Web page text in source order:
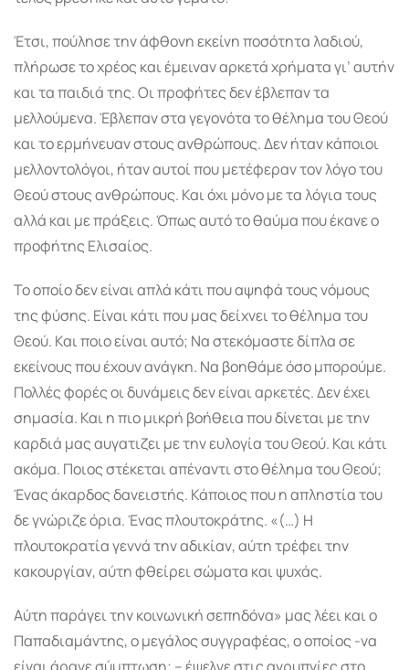
Έτσι, πούλησε την άφθονη εκείνη ποσότητα λαδιού,
πλήρωσε το χρέος και έμειναν αρκετά χρήματα γι’ αυτήν
και τα παιδιά της. Οι προφήτες δεν έβλεπαν τα
μελλούμενα. Έβλεπαν στα γεγονότα το θέλημα του Θεού
και το ερμήνευαν στους ανθρώπους. Δεν ήταν κάποιοι
μελλοντολόγοι, ήταν αυτοί που μετέφεραν τον λόγο του
Θεού στους ανθρώπους. Και όχι μόνο με τα λόγια τους
αλλά και με πράξεις. Όπως αυτό το θαύμα που έκανε ο
προφήτης Ελισαίος.
Το οποίο δεν είναι απλά κάτι που αψηφά τους νόμους
της φύσης. Είναι κάτι που μας δείχνει το θέλημα του
Θεού. Και ποιο είναι αυτό; Να στεκόμαστε δίπλα σε
εκείνους που έχουν ανάγκη. Να βοηθάμε όσο μπορούμε.
Πολλές φορές οι δυνάμεις δεν είναι αρκετές. Δεν έχει
σημασία. Και η πιο μικρή βοήθεια που δίνεται με την
καρδιά μας αυγατιζει με την ευλογία του Θεού. Και κάτι
ακόμα. Ποιος στέκεται απέναντι στο θέλημα του Θεού;
Ένας άκαρδος δανειστής. Κάποιος που η απληστία του
δε γνώριζε όρια. Ένας πλουτοκράτης. «(…) Η
πλουτοκρατία γεννά την αδικίαν, αύτη τρέφει την
κακουργίαν, αύτη φθείρει σώματα και ψυχάς.
Αύτη παράγει την κοινωνική σεπηδόνα» μας λέει και ο
Παπαδιαμάντης, ο μεγάλος συγγραφέας, ο οποίος -να